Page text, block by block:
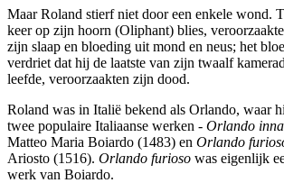
Maar Roland stierf niet door een enkele wond.
keer op zijn hoorn (Oliphant) blies,
zijn slaap en bloeding uit mond en neus; het
verdriet dat hij de laatste van zijn twaalf
leefde, veroorzaakten zijn dood.
Roland was in Italië bekend als Orlando, waar
twee populaire Italiaanse werken - Orlando
Matteo Maria Boiardo (1483) en Orlando
Ariosto (1516). Orlando furioso was eigenlijk
werk van Boiardo.